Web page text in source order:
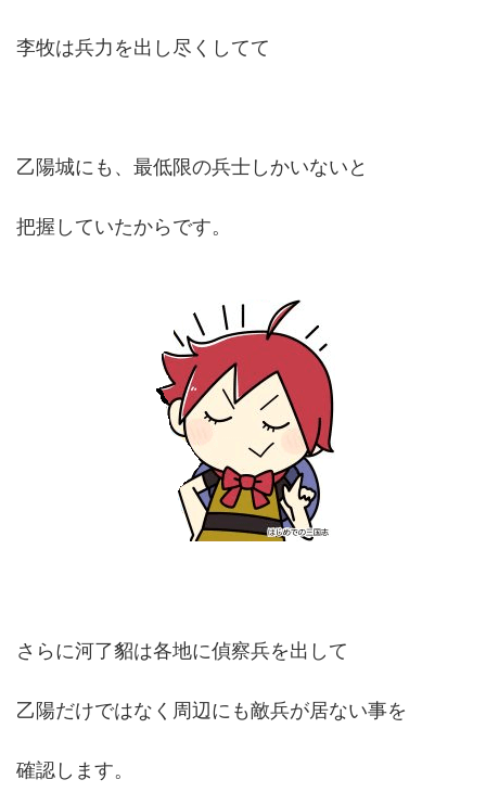
李牧は兵力を出し尽くしてて
乙陽城にも、最低限の兵士しかいないと
把握していたからです。
さらに河了貂は各地に偵察兵を出して
乙陽だけではなく周辺にも敵兵が居ない事を
確認します。